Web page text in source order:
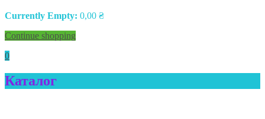
Currently Empty: 0,00 ₴
Continue shopping
0
Каталог